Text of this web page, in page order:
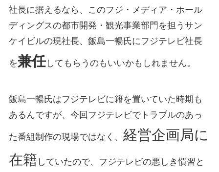
社長に据えるなら、このフジ・メディア・ホール
ディングスの都市開発・観光事業部門を担うサン
ケイビルの現社長、飯島一暢氏にフジテレビ社長
を兼任してもらうのもいいかもしれません。
飯島一暢氏はフジテレビに籍を置いていた時期も
あるんですが、今回フジテレビでトラブルのあっ
た番組制作の現場ではなく、 経営企画局に
在籍 していたので、フジテレビの悪しき慣習と